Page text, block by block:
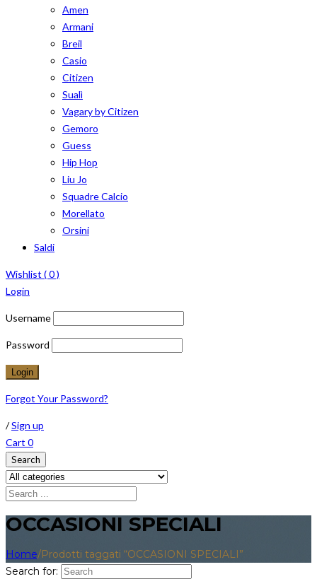
Amen
Armani
Breil
Casio
Citizen
Sualì
Vagary by Citizen
Gemoro
Guess
Hip Hop
Liu Jo
Squadre Calcio
Morellato
Orsini
Saldi
Wishlist (0)
Login
Username
Password
Forgot Your Password?
/Sign up
Cart 0
Search
OCCASIONI SPECIALI
Home/Prodotti taggati “OCCASIONI SPECIALI”
Search for: